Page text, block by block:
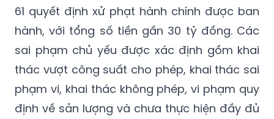
61 quyết định xử phạt hành chính được ban
hành, với tổng số tiền gần 30 tỷ đồng. Các
sai phạm chủ yếu được xác định gồm khai
thác vượt công suất cho phép, khai thác sai
phạm vi, khai thác không phép, vi phạm quy
định về sản lượng và chưa thực hiện đầy đủ